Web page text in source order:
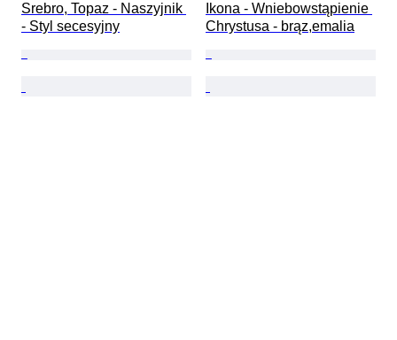
Srebro, Topaz - Naszyjnik
- Styl secesyjny
Ikona - Wniebowstąpienie
Chrystusa - brąz,emalia